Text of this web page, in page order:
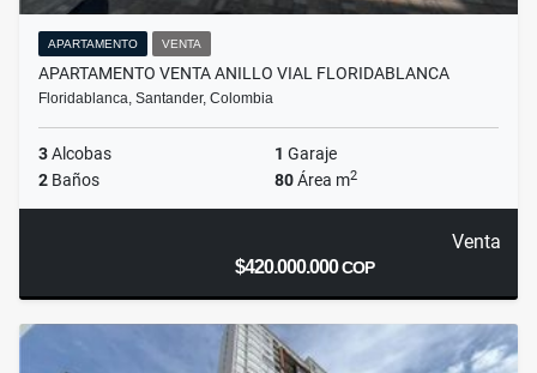
APARTAMENTO VENTA
APARTAMENTO VENTA ANILLO VIAL FLORIDABLANCA
Floridablanca, Santander, Colombia
3Alcobas 1 Garaje
2 Baños 80Área m2
Venta
$420.000.000COP